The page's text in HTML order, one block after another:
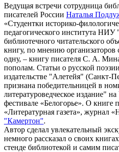
Ведущая встречи сотрудница
писателей России Наталья
«Студентки историко-
педагогического института
библиотечного читательского
книгу, по мнению
одну, – книгу писателя С. А.
пополам. Статьи о русской
издательстве "Алетейя" (Санкт-
признана победительницей в
литературоведческое издание"
фестивале «Белогорье». О книге
«Литературная газета», журнал
"Камертон".
Автор сделал увлекательный
немного рассказал о своих
стенде библиотекой и самим